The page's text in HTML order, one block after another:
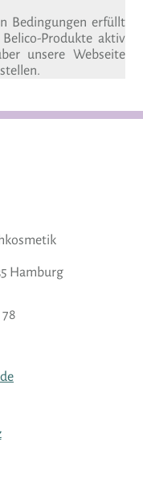
Bedingungen erfüllt
Produkte aktiv
unsere Webseite
Hamburg